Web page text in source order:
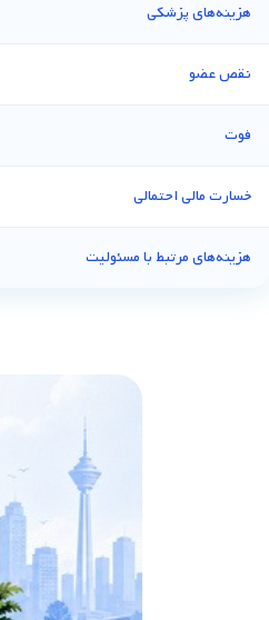
هزینه‌های پزشکی
نقص عضو
فوت
خسارت مالی احتمالی
هزینه‌های مرتبط با مسئولیت